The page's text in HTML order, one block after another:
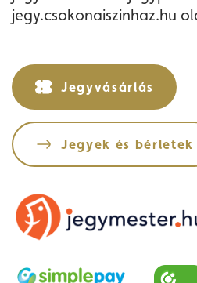
jegy.csokonaiszinhaz.hu
Jegyvásárlás
Jegyek és bérletek